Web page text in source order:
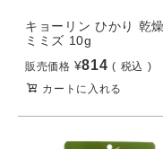
キョーリン ひかり 乾
ミミズ 10g
販売価格 ¥814
税込
カートに入れる